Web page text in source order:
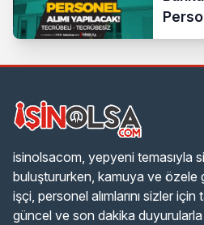
isinolsacom, yepyeni temasıyla
buluştururken, kamuya ve özele
işçi, personel alımlarını sizler
güncel ve son dakika